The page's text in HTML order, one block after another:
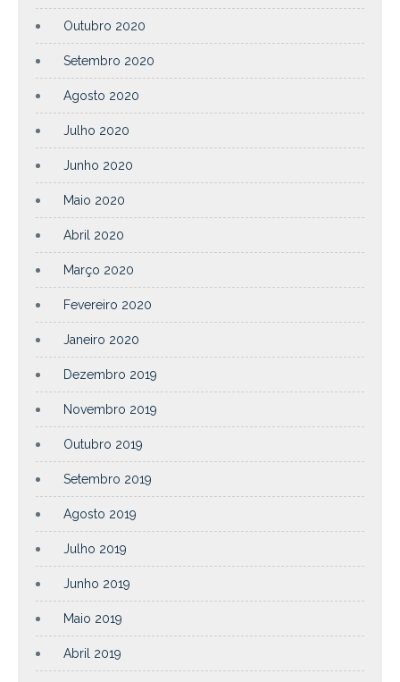
Outubro 2020
Setembro 2020
Agosto 2020
Julho 2020
Junho 2020
Maio 2020
Abril 2020
Março 2020
Fevereiro 2020
Janeiro 2020
Dezembro 2019
Novembro 2019
Outubro 2019
Setembro 2019
Agosto 2019
Julho 2019
Junho 2019
Maio 2019
Abril 2019